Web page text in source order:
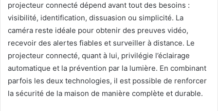
projecteur connecté dépend avant tout des besoins :
visibilité, identification, dissuasion ou simplicité. La
caméra reste idéale pour obtenir des preuves vidéo,
recevoir des alertes fiables et surveiller à distance. Le
projecteur connecté, quant à lui, privilégie l’éclairage
automatique et la prévention par la lumière. En combinant
parfois les deux technologies, il est possible de renforcer
la sécurité de la maison de manière complète et durable.